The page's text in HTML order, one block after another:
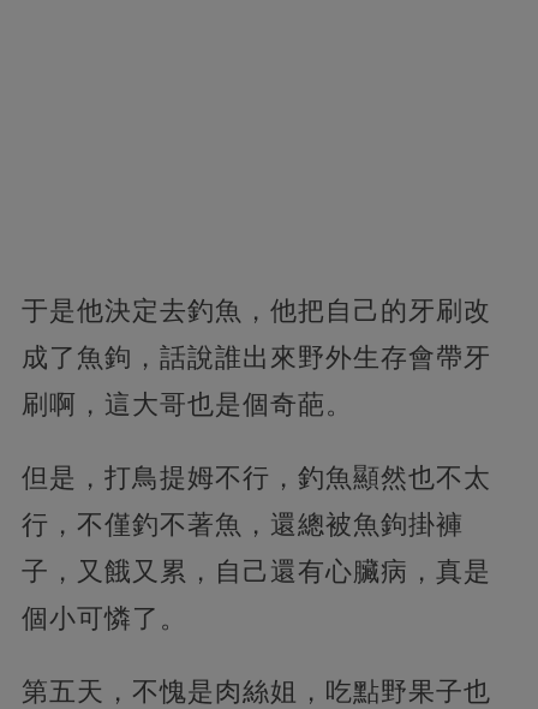
于是他決定去釣魚，他把自己的牙刷改
成了魚鉤，話說誰出來野外生存會帶牙
刷啊，這大哥也是個奇葩。
但是，打鳥提姆不行，釣魚顯然也不太
行，不僅釣不著魚，還總被魚鉤掛褲
子，又餓又累，自己還有心臟病，真是
個小可憐了。
第五天，不愧是肉絲姐，吃點野果子也